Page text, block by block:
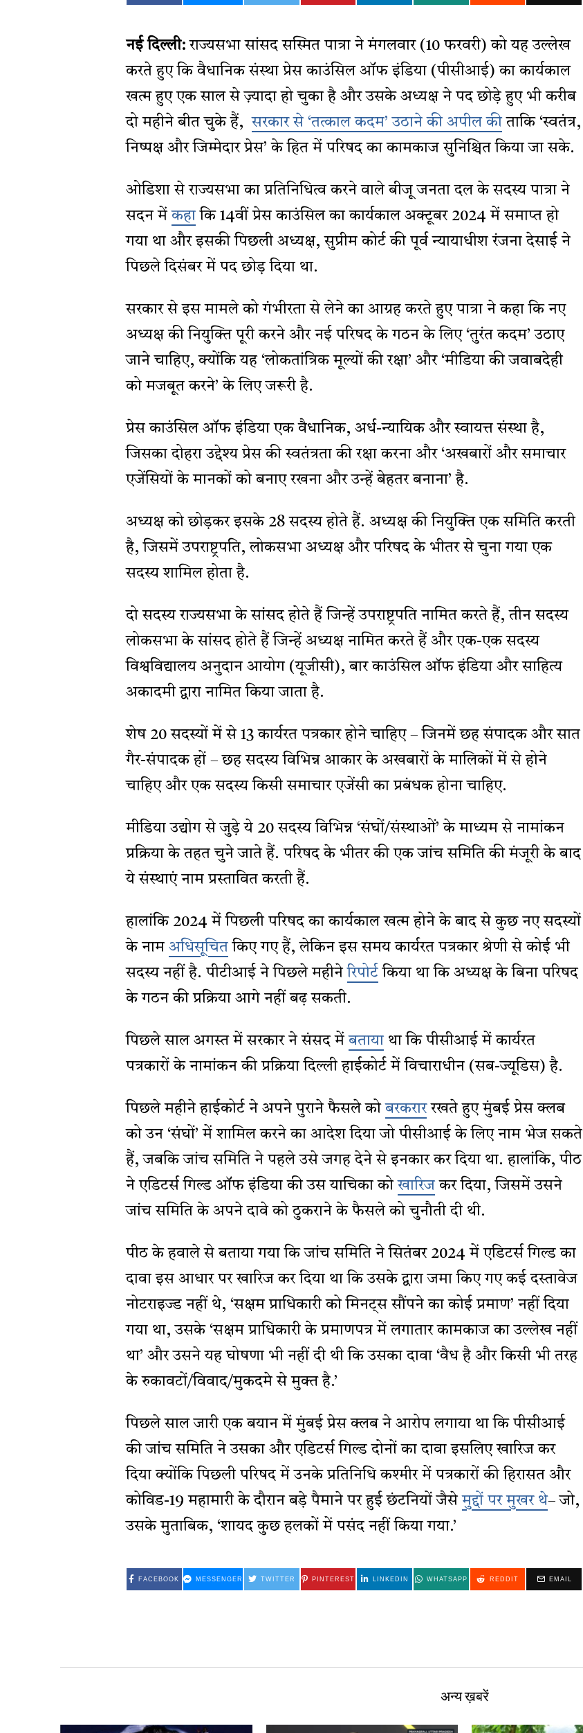
नई दिल्ली: राज्यसभा सांसद सस्मित पात्रा ने मंगलवार (10 फरवरी) को यह उल्लेख
करते हुए कि वैधानिक संस्था प्रेस काउंसिल ऑफ इंडिया (पीसीआई) का कार्यकाल
खत्म हुए एक साल से ज़्यादा हो चुका है और उसके अध्यक्ष ने पद छोड़े हुए भी करीब
दो महीने बीत चुके हैं,सरकार से ‘तत्काल कदम’ उठाने की अपील कीताकि ‘स्वतंत्र,
निष्पक्ष और जिम्मेदार प्रेस’ के हित में परिषद का कामकाज सुनिश्चित किया जा सके.
ओडिशा से राज्यसभा का प्रतिनिधित्व करने वाले बीजू जनता दल के सदस्य पात्रा ने
सदन मेंकहाकि 14वीं प्रेस काउंसिल का कार्यकाल अक्टूबर 2024 में समाप्त हो
गया था और इसकी पिछली अध्यक्ष, सुप्रीम कोर्ट की पूर्व न्यायाधीश रंजना देसाई ने
पिछले दिसंबर में पद छोड़ दिया था.
सरकार से इस मामले को गंभीरता से लेने का आग्रह करते हुए पात्रा ने कहा कि नए
अध्यक्ष की नियुक्ति पूरी करने और नई परिषद के गठन के लिए ‘तुरंत कदम’ उठाए
जाने चाहिए, क्योंकि यह ‘लोकतांत्रिक मूल्यों की रक्षा’ और ‘मीडिया की जवाबदेही
को मजबूत करने’ के लिए जरूरी है.
प्रेस काउंसिल ऑफ इंडिया एक वैधानिक, अर्ध-न्यायिक और स्वायत्त संस्था है,
जिसका दोहरा उद्देश्य प्रेस की स्वतंत्रता की रक्षा करना और ‘अखबारों और समाचार
एजेंसियों के मानकों को बनाए रखना और उन्हें बेहतर बनाना’ है.
अध्यक्ष को छोड़कर इसके 28 सदस्य होते हैं. अध्यक्ष की नियुक्ति एक समिति करती
है, जिसमें उपराष्ट्रपति, लोकसभा अध्यक्ष और परिषद के भीतर से चुना गया एक
सदस्य शामिल होता है.
दो सदस्य राज्यसभा के सांसद होते हैं जिन्हें उपराष्ट्रपति नामित करते हैं, तीन सदस्य
लोकसभा के सांसद होते हैं जिन्हें अध्यक्ष नामित करते हैं और एक-एक सदस्य
विश्वविद्यालय अनुदान आयोग (यूजीसी), बार काउंसिल ऑफ इंडिया और साहित्य
अकादमी द्वारा नामित किया जाता है.
शेष 20 सदस्यों में से 13 कार्यरत पत्रकार होने चाहिए – जिनमें छह संपादक और सात
गैर-संपादक हों – छह सदस्य विभिन्न आकार के अखबारों के मालिकों में से होने
चाहिए और एक सदस्य किसी समाचार एजेंसी का प्रबंधक होना चाहिए.
मीडिया उद्योग से जुड़े ये 20 सदस्य विभिन्न ‘संघों/संस्थाओं’ के माध्यम से नामांकन
प्रक्रिया के तहत चुने जाते हैं. परिषद के भीतर की एक जांच समिति की मंजूरी के बाद
ये संस्थाएं नाम प्रस्तावित करती हैं.
हालांकि 2024 में पिछली परिषद का कार्यकाल खत्म होने के बाद से कुछ नए सदस्यों
के नाम अधिसूचितकिए गए हैं, लेकिन इस समय कार्यरत पत्रकार श्रेणी से कोई भी
सदस्य नहीं है. पीटीआई ने पिछले महीनेरिपोर्ट किया था कि अध्यक्ष के बिना परिषद
के गठन की प्रक्रिया आगे नहीं बढ़ सकती.
पिछले साल अगस्त में सरकार ने संसद मेंबतायाथा कि पीसीआई में कार्यरत
पत्रकारों के नामांकन की प्रक्रिया दिल्ली हाईकोर्ट में विचाराधीन (सब-ज्यूडिस) है.
पिछले महीने हाईकोर्ट ने अपने पुराने फैसले कोबरकराररखते हुए मुंबई प्रेस क्लब
को उन ‘संघों’ में शामिल करने का आदेश दिया जो पीसीआई के लिए नाम भेज सकते
हैं, जबकि जांच समिति ने पहले उसे जगह देने से इनकार कर दिया था. हालांकि, पीठ
ने एडिटर्स गिल्ड ऑफ इंडिया की उस याचिका कोखारिजकर दिया, जिसमें उसने
जांच समिति के अपने दावे को ठुकराने के फैसले को चुनौती दी थी.
पीठ के हवाले से बताया गया कि जांच समिति ने सितंबर 2024 में एडिटर्स गिल्ड का
दावा इस आधार पर खारिज कर दिया था कि उसके द्वारा जमा किए गए कई दस्तावेज
नोटराइज्ड नहीं थे, ‘सक्षम प्राधिकारी को मिनट्स सौंपने का कोई प्रमाण’ नहीं दिया
गया था, उसके ‘सक्षम प्राधिकारी के प्रमाणपत्र में लगातार कामकाज का उल्लेख नहीं
था’ और उसने यह घोषणा भी नहीं दी थी कि उसका दावा ‘वैध है और किसी भी तरह
के रुकावटों/विवाद/मुकदमे से मुक्त है.’
पिछले साल जारी एक बयान में मुंबई प्रेस क्लब ने आरोप लगाया था कि पीसीआई
की जांच समिति ने उसका और एडिटर्स गिल्ड दोनों का दावा इसलिए खारिज कर
दिया क्योंकि पिछली परिषद में उनके प्रतिनिधि कश्मीर में पत्रकारों की हिरासत और
कोविड-19 महामारी के दौरान बड़े पैमाने पर हुई छंटनियों जैसेमुद्दों पर मुखर थे– जो,
उसके मुताबिक, ‘शायद कुछ हलकों में पसंद नहीं किया गया.’
FACEBOOK MESSENGER TWITTER PINTEREST LINKEDIN WHATSAPP REDDIT EMAIL
अन्य ख़बरें